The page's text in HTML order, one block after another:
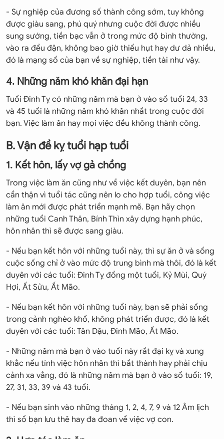
- Sự nghiệp của đương số thành công sớm, tuy không
được giàu sang, phú quý nhưng cuộc đời được nhiều
sung sướng, tiền bạc vẫn ở trong mức độ bình thường,
vào ra đều đặn, không bao giờ thiếu hụt hay dư dả nhiều,
đó là mạng số của bạn về sự nghiệp, tiền tài như vậy.
4. Những năm khó khăn đại hạn
Tuổi Đinh Tỵ có những năm mà bạn ở vào số tuổi 24, 33
và 45 tuổi là những năm khó khăn nhất trong cuộc đời
bạn. Việc làm ăn hay mọi việc đều không thành công.
B. Vận đề kỵ tuổi hạp tuổi
1. Kết hôn, lấy vợ gả chồng
Trong việc làm ăn cũng như về việc kết duyên, bạn nên
cẩn thận vì tuổi tác cũng nên lo cho hợp tuổi, công việc
làm ăn mới được phát triển mạnh mẽ. Bạn hãy chọn
những tuổi Canh Thân, Bính Thìn xây dựng hạnh phúc,
hôn nhân thì sẽ được sang giàu.
- Nếu bạn kết hôn với những tuổi này, thì sự ăn ở và sống
cuộc sống chỉ ở vào mức độ trung bình mà thôi, đó là kết
duyên với các tuổi: Đinh Tỵ đồng một tuổi, Kỷ Mùi, Quý
Hợi, Ất Sửu, Ất Mão.
- Nếu bạn kết hôn với những tuổi này, bạn sẽ phải sống
trong cảnh nghèo khổ, không phát triển được, đó là kết
duyên với các tuổi: Tân Dậu, Đinh Mão, Ất Mão.
- Những năm mà bạn ở vào tuổi này rất đại kỵ và xung
khắc nếu tính việc hôn nhân thì bất thành hay phải chịu
cảnh xa vắng, đó là những năm mà bạn ở vào số tuổi: 19,
27, 31, 33, 39 và 43 tuổi.
- Nếu bạn sinh vào những tháng 1, 2, 4, 7, 9 và 12 Âm lịch
thì số bạn lưu thê hay đa đoan về việc vợ con.